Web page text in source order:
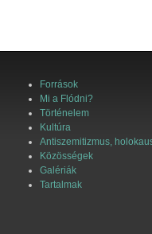
Források
Mi a Flódni?
Történelem
Kultúra
Antiszemitizmus,
Közösségek
Galériák
Tartalmak